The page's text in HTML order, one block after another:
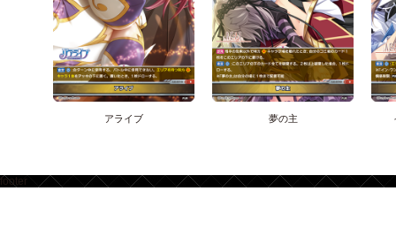
アライブ 夢の主
footer